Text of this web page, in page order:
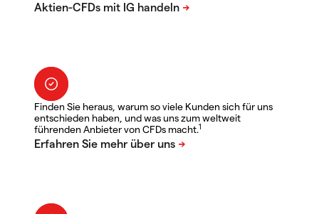
Finden Sie heraus, warum so viele Kunden sich für uns
entschieden haben, und was uns zum weltweit
führenden Anbieter von CFDs macht.1